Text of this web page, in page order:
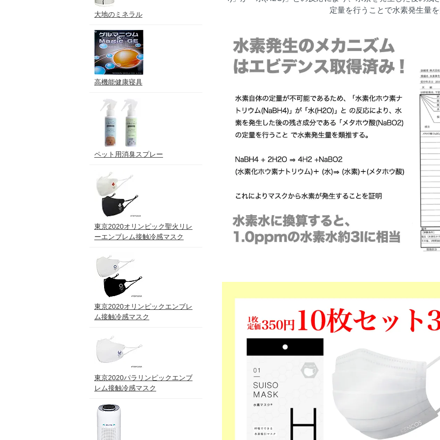
定量を行うことで水素発生量
大地のミネラル
高機能健康寝具
ペット用消臭スプレー
東京2020オリンピック聖火リレ
ーエンブレム接触冷感マスク
東京2020オリンピックエンブレ
ム接触冷感マスク
東京2020パラリンピックエンブ
レム接触冷感マスク